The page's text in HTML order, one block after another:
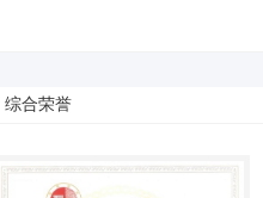
综合荣誉